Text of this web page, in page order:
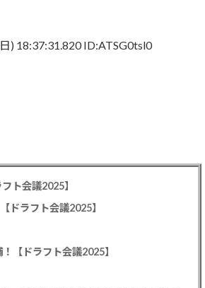
) 18:37:31.820 ID:ATSG0tsl0
ト会議2025】
ドラフト会議2025】
【ドラフト会議2025】